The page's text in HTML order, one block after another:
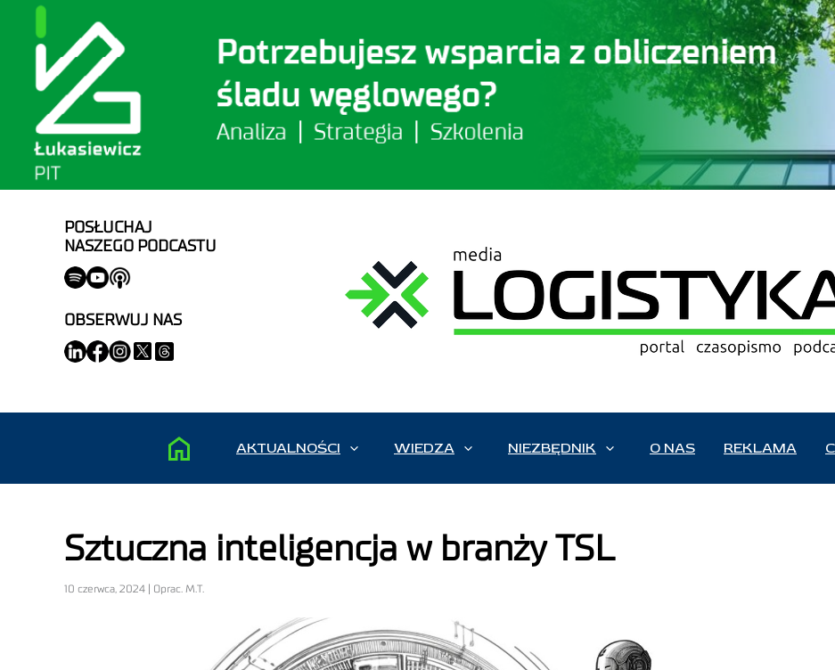
POSŁUCHAJ
NASZEGO PODCASTU
OBSERWUJ NAS
AKTUALNOŚCI WIEDZA NIEZBĘDNIK O NAS REKLAMA
Sztuczna inteligencja w branży TSL
10 czerwca, 2024 | Oprac. M.T.